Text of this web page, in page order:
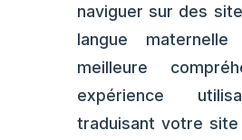
naviguer sur des
langue
meilleure
expérience
traduisant votre site